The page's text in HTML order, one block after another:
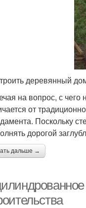
деревянный
на вопрос, с чего
от
Поскольку
дорогой
дальше →